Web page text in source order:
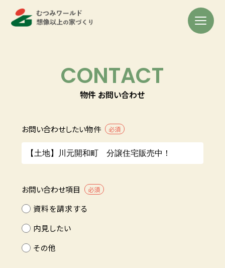
CONTACT
物件 お問い合わせ
お問い合わせしたい物件 必須
お問い合わせ項目 必須
資料を請求する
内見したい
その他